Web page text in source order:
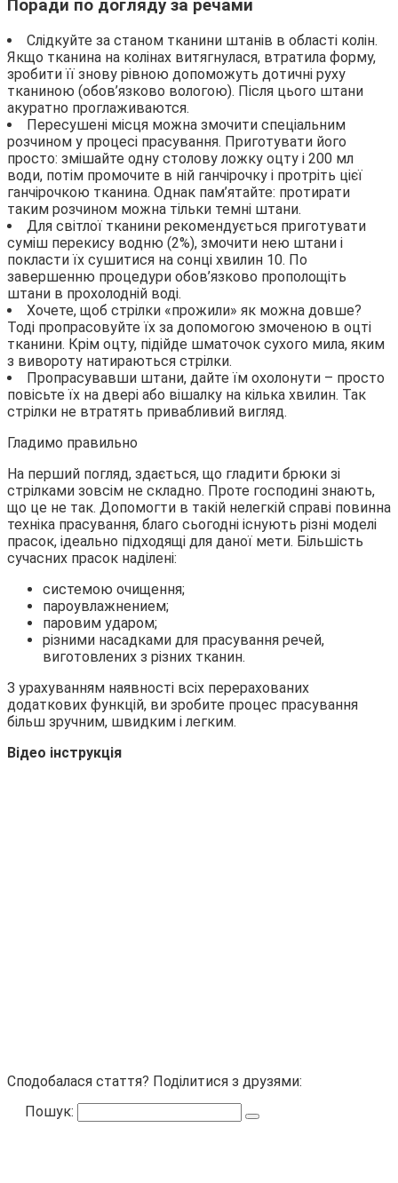
Поради по догляду за речами
Слідкуйте за станом тканини штанів в області колін.
Якщо тканина на колінах витягнулася, втратила форму,
зробити її знову рівною допоможуть дотичні руху
тканиною (обов’язково вологою). Після цього штани
акуратно проглаживаются.
Пересушені місця можна змочити спеціальним
розчином у процесі прасування. Приготувати його
просто: змішайте одну столову ложку оцту і 200 мл
води, потім промочите в ній ганчірочку і протріть цієї
ганчірочкою тканина. Однак пам’ятайте: протирати
таким розчином можна тільки темні штани.
Для світлої тканини рекомендується приготувати
суміш перекису водню (2%), змочити нею штани і
покласти їх сушитися на сонці хвилин 10. По
завершенню процедури обов’язково прополощіть
штани в прохолодній воді.
Хочете, щоб стрілки «прожили» як можна довше?
Тоді пропрасовуйте їх за допомогою змоченою в оцті
тканини. Крім оцту, підійде шматочок сухого мила, яким
з вивороту натираються стрілки.
Пропрасувавши штани, дайте їм охолонути – просто
повісьте їх на двері або вішалку на кілька хвилин. Так
стрілки не втратять привабливий вигляд.
Гладимо правильно
На перший погляд, здається, що гладити брюки зі
стрілками зовсім не складно. Проте господині знають,
що це не так. Допомогти в такій нелегкій справі повинна
техніка прасування, благо сьогодні існують різні моделі
прасок, ідеально підходящі для даної мети. Більшість
сучасних прасок наділені:
системою очищення;
пароувлажнением;
паровим ударом;
різними насадками для прасування речей,
виготовлених з різних тканин.
З урахуванням наявності всіх перерахованих
додаткових функцій, ви зробите процес прасування
більш зручним, швидким і легким.
Відео інструкція
Сподобалася стаття? Поділитися з друзями:
Пошук: